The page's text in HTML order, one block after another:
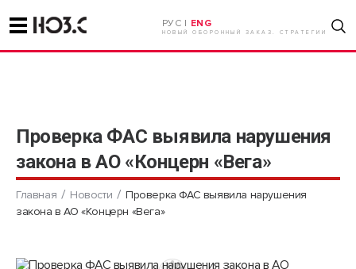
РУС | ENG
НОВЫЙ ОБОРОННЫЙ ЗАКАЗ. СТРАТЕГИИ
Проверка ФАС выявила нарушения
закона в АО «Концерн «Вега»
Главная Новости
Проверка ФАС выявила нарушения
закона в АО «Концерн «Вега»